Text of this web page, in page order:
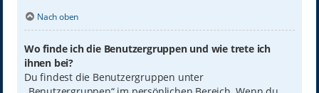
Nach oben
Wo finde ich die Benutzergruppen und wie trete ich
ihnen bei?
Du findest die Benutzergruppen unter